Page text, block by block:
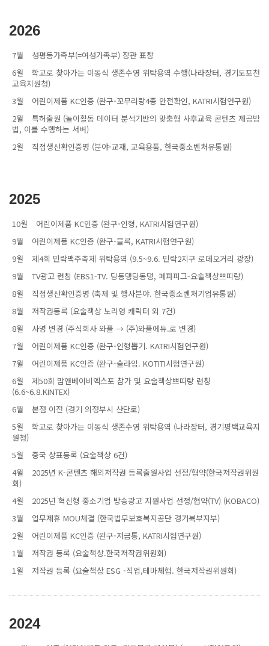
2026
7월
성평등가족부(=여성가족부) 장관 표창
6월
학교로 찾아가는 이동식 생존수영 위탁용역 수행(나라장터, 경기도포천
교육지원청)
3월
어린이제품 KC인증 (완구-꼬무리랑4종 안전확인, KATRI시험연구원)
2월
특허출원 (놀이활동 데이터 분석기반의 맞춤형 사후교육 콘텐츠 제공방
법, 이를 수행하는 서버)
2월
직접생산확인증명 (분야-교재, 교육용품, 한국중소벤처유통원)
2025
10월
어린이제품 KC인증 (완구-인형, KATRI시험연구원)
9월
어린이제품 KC인증 (완구-블록, KATRI시험연구원)
9월
제4회 민락맥주축제 위탁용역 (9.5~9.6. 민락2지구 로데오거리 광장)
9월
TV광고 런칭 (EBS1-TV. 딩동댕딩동댕, 페파피그-요술책상쁘띠랑)
8월
직접생산확인증명 (축제 및 행사분야. 한국중소벤처기업유통원)
8월
저작권등록 (요술책상 노리영 캐릭터 외 7건)
8월
사명 변경 (주식회사 와플 → (주)와플에듀.로 변경)
7월
어린이제품 KC인증 (완구-인형뽑기. KATRI시험연구원)
7월
어린이제품 KC인증 (완구-슬라임. KOTITI시험연구원)
6월
제50회 맘앤베이비엑스포 참가 및 요술책상쁘띠랑 런칭
(6.6~6.8.KINTEX)
6월
본점 이전 (경기 의정부시 산단로)
5월
학교로 찾아가는 이동식 생존수영 위탁용역 (나라장터, 경기평택교육지
원청)
5월
중국 상표등록 (요술책상 6건)
4월
2025년 K-콘텐츠 해외저작권 등록출원사업 선정/협약(한국저작권위원
회)
4월
2025년 혁신형 중소기업 방송광고 지원사업 선정/협약(TV) (KOBACO)
3월
업무제휴 MOU체결 (한국법무보호복지공단 경기북부지부)
2월
어린이제품 KC인증 (완구-저금통, KATRI시험연구원)
1월
저작권 등록 (요술책상.한국저작권위원회)
1월
저작권 등록 (요술책상 ESG -직업,테마체험. 한국저작권위원회)
2024